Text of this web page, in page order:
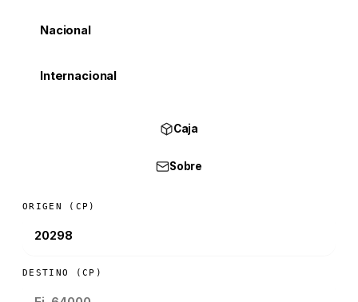
Nacional
Internacional
Caja
Sobre
ORIGEN (CP)
DESTINO (CP)